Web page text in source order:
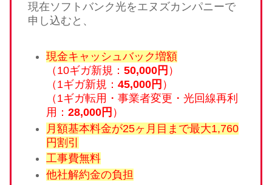
現在ソフトバンク光をエヌズカンパニーで
申し込むと、
現金キャッシュバック増額
（10ギガ新規： 50,000円 ）
（1ギガ新規： 45,000円 ）
（1ギガ転用・事業者変更・光回線再利
用： 28,000円 ）
月額基本料金が25ヶ月目まで最大1,760
円割引
工事費無料
他社解約金の負担